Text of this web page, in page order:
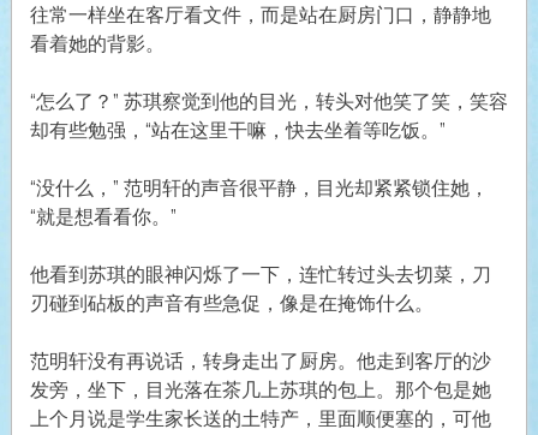
往常一样坐在客厅看文件，而是站在厨房门口，静静地
看着她的背影。
“怎么了？” 苏琪察觉到他的目光，转头对他笑了笑，笑容
却有些勉强，“站在这里干嘛，快去坐着等吃饭。”
“没什么，” 范明轩的声音很平静，目光却紧紧锁住她，
“就是想看看你。”
他看到苏琪的眼神闪烁了一下，连忙转过头去切菜，刀
刃碰到砧板的声音有些急促，像是在掩饰什么。
范明轩没有再说话，转身走出了厨房。他走到客厅的沙
发旁，坐下，目光落在茶几上苏琪的包上。那个包是她
上个月说是学生家长送的土特产，里面顺便塞的，可他